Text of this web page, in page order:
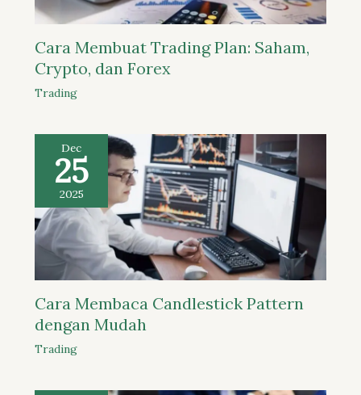
Cara Membuat Trading Plan: Saham,
Crypto, dan Forex
Trading
Dec
25
2025
Cara Membaca Candlestick Pattern
dengan Mudah
Trading